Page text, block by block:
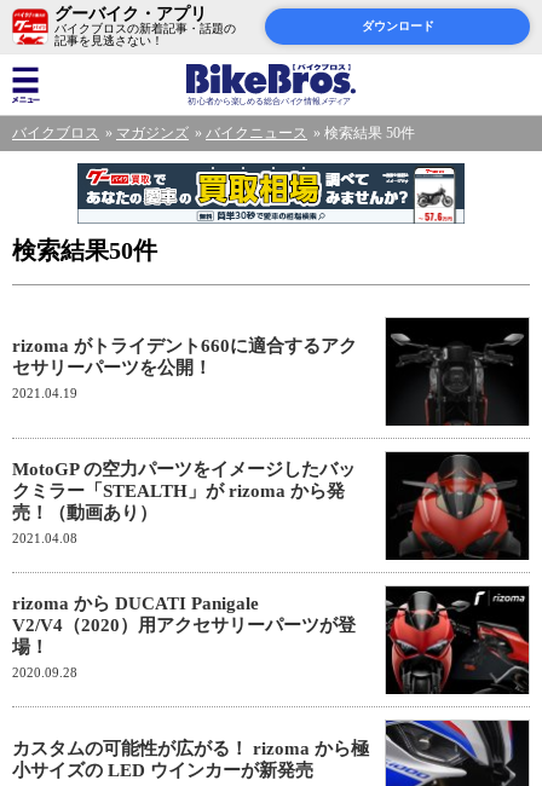
グーバイク・アプリ
バイクブロスの新着記事・話題の
記事を見逃さない！
ダウンロード
バイクブロス マガジンズ バイクニュース 検索結果 50件
検索結果50件
rizoma がトライデント660に適合するアク
セサリーパーツを公開！
2021.04.19
MotoGP の空力パーツをイメージしたバッ
クミラー「STEALTH」が rizoma から発
売！（動画あり）
2021.04.08
rizoma から DUCATI Panigale
V2/V4（2020）用アクセサリーパーツが登
場！
2020.09.28
カスタムの可能性が広がる！ rizoma から極
小サイズの LED ウインカーが新発売